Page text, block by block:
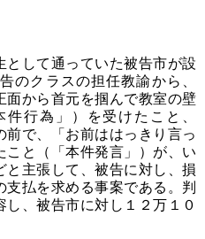
して通っていた被告市が設
のクラスの担任教諭から、
面から首元を掴んで教室の壁
行為」）を受けたこと、
前で、「お前ははっきり言っ
と（「本件発言」）が、い
主張して、被告に対し、損
払を求める事案である。判
、被告市に対し１２万１０